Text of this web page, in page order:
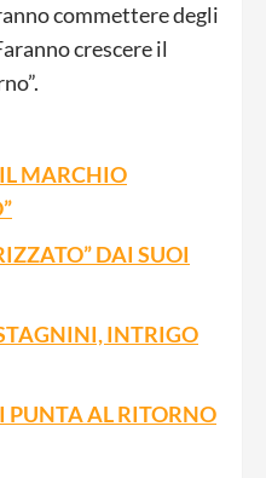
commettere degli
crescere il
IL MARCHIO
DAI SUOI
INTRIGO
PUNTA AL RITORNO